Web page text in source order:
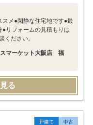
スメ●閑静な住宅地です●最
リフォームの見積もりは
ください。
マーケット大阪店 福
る
戸建て 中古